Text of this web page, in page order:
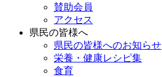
賛助会員
アクセス
県民の皆様へ
県民の皆様へのお知らせ
栄養・健康レシピ集
食育